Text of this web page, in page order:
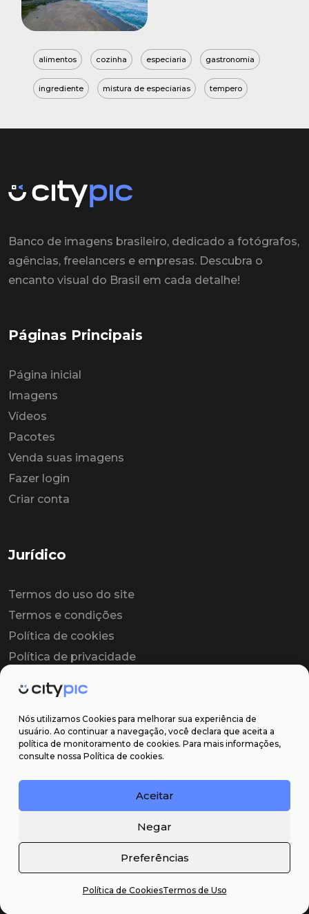
Nós utilizamos Cookies para melhorar sua experiência de
usuário. Ao continuar a navegação, você declara que aceita a
política de monitoramento de cookies. Para mais informações,
consulte nossa Política de cookies.
Aceitar
Negar
Preferências
Política de CookiesTermos de Uso
alimentos cozinha especiaria gastronomia
ingrediente mistura de especiarias tempero
Banco de imagens brasileiro, dedicado a fotógrafos,
agências, freelancers e empresas. Descubra o
encanto visual do Brasil em cada detalhe!
Páginas Principais
Página inicial
Imagens
Vídeos
Pacotes
Venda suas imagens
Fazer login
Criar conta
Jurídico
Termos do uso do site
Termos e condições
Política de cookies
Política de privacidade
Contrato de licença
Suporte
Email: contato@citypic.com.br